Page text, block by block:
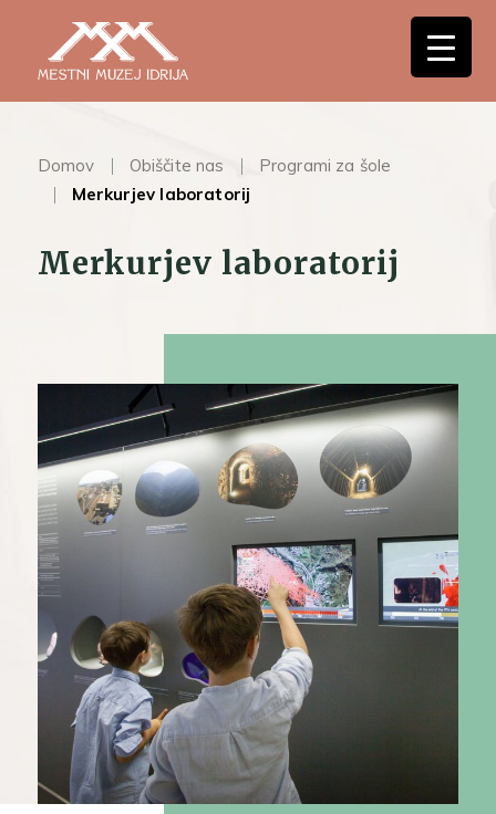
Domov Obiščite nas
Programi za šole
Merkurjev laboratorij
Merkurjev laboratorij